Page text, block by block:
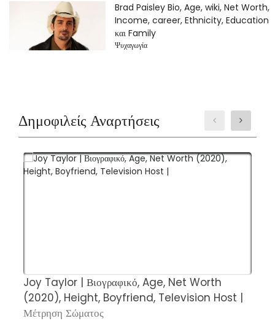
Brad Paisley Bio, Age, wiki, Net Worth,
Income, career, Ethnicity, Education
και Family
Ψυχαγωγία
Δημοφιλείς Αναρτήσεις
Joy Taylor | Βιογραφικό, Age, Net Worth
(2020), Height, Boyfriend, Television Host |
Μέτρηση Σώματος